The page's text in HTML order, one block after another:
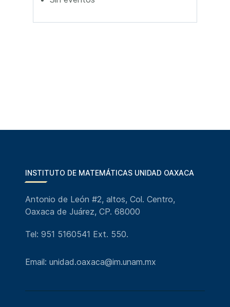
INSTITUTO DE MATEMÁTICAS UNIDAD OAXACA
Antonio de León #2, altos, Col. Centro,
Oaxaca de Juárez, CP. 68000
Tel: 951 5160541 Ext. 550.
Email: unidad.oaxaca@im.unam.mx